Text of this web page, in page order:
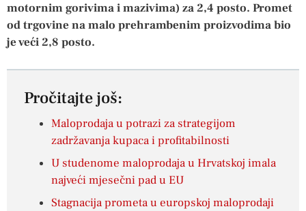
motornim gorivima i mazivima) za 2,4 posto. Promet
od trgovine na malo prehrambenim proizvodima bio
je veći 2,8 posto.
Pročitajte još:
Maloprodaja u potrazi za strategijom
zadržavanja kupaca i profitabilnosti
U studenome maloprodaja u Hrvatskoj imala
najveći mjesečni pad u EU
Stagnacija prometa u europskoj maloprodaji